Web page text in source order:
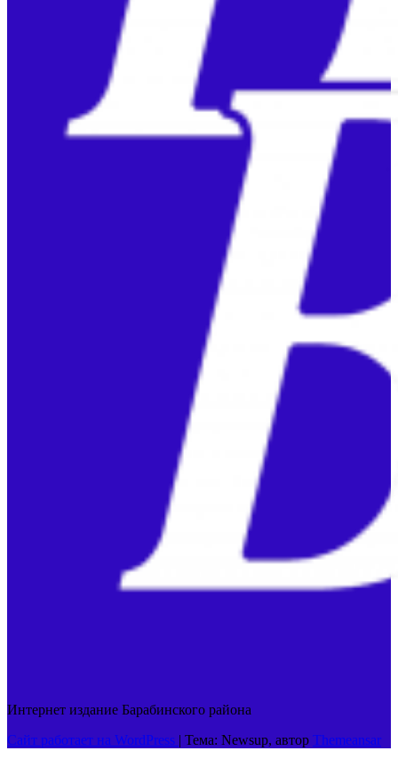
Интернет издание Барабинского района
Сайт работает на WordPress | Тема: Newsup, автор Themeansar